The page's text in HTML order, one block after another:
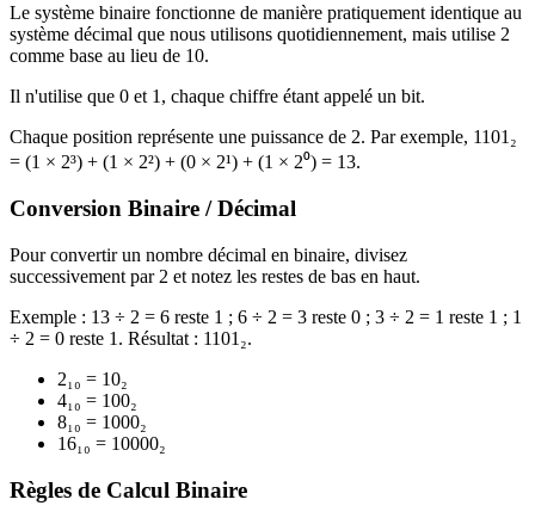
Le système binaire fonctionne de manière pratiquement identique au
système décimal que nous utilisons quotidiennement, mais utilise 2
comme base au lieu de 10.
Il n'utilise que 0 et 1, chaque chiffre étant appelé un bit.
Chaque position représente une puissance de 2. Par exemple, 1101₂
= (1 × 2³) + (1 × 2²) + (0 × 2¹) + (1 × 2⁰) = 13.
Conversion Binaire / Décimal
Pour convertir un nombre décimal en binaire, divisez
successivement par 2 et notez les restes de bas en haut.
Exemple : 13 ÷ 2 = 6 reste 1 ; 6 ÷ 2 = 3 reste 0 ; 3 ÷ 2 = 1 reste 1 ; 1
÷ 2 = 0 reste 1. Résultat : 1101₂.
2₁₀ = 10₂
4₁₀ = 100₂
8₁₀ = 1000₂
16₁₀ = 10000₂
Règles de Calcul Binaire